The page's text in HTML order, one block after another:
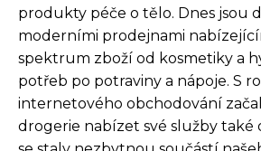
produkty péče o tělo. Dnes jsou
moderními prodejnami
spektrum zboží od kosmetiky a
potřeb po potraviny a nápoje. S
internetového obchodování
drogerie nabízet své služby také